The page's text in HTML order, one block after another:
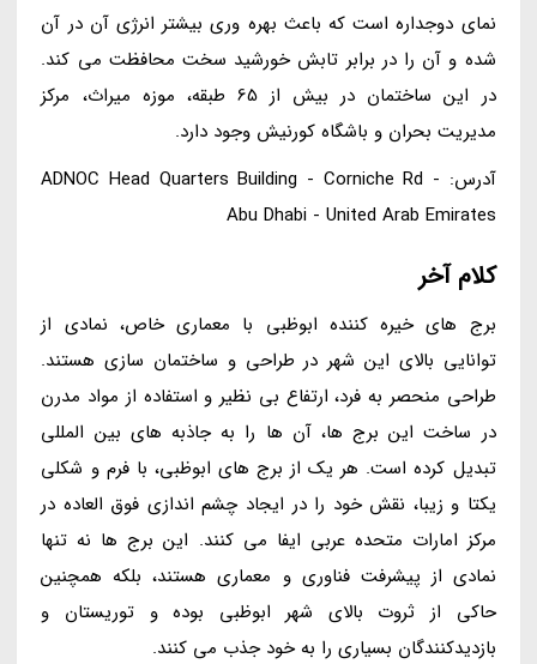
نمای دوجداره است که باعث بهره وری بیشتر انرژی آن در آن
شده و آن را در برابر تابش خورشید سخت محافظت می کند.
در این ساختمان در بیش از 65 طبقه، موزه میراث، مرکز
مدیریت بحران و باشگاه کورنیش وجود دارد.
آدرس: ADNOC Head Quarters Building - Corniche Rd -
Abu Dhabi - United Arab Emirates
کلام آخر
برج های خیره کننده ابوظبی با معماری خاص، نمادی از
توانایی بالای این شهر در طراحی و ساختمان سازی هستند.
طراحی منحصر به فرد، ارتفاع بی نظیر و استفاده از مواد مدرن
در ساخت این برج ها، آن ها را به جاذبه های بین المللی
تبدیل کرده است. هر یک از برج های ابوظبی، با فرم و شکلی
یکتا و زیبا، نقش خود را در ایجاد چشم اندازی فوق العاده در
مرکز امارات متحده عربی ایفا می کنند. این برج ها نه تنها
نمادی از پیشرفت فناوری و معماری هستند، بلکه همچنین
حاکی از ثروت بالای شهر ابوظبی بوده و توریستان و
بازدیدکنندگان بسیاری را به خود جذب می کنند.